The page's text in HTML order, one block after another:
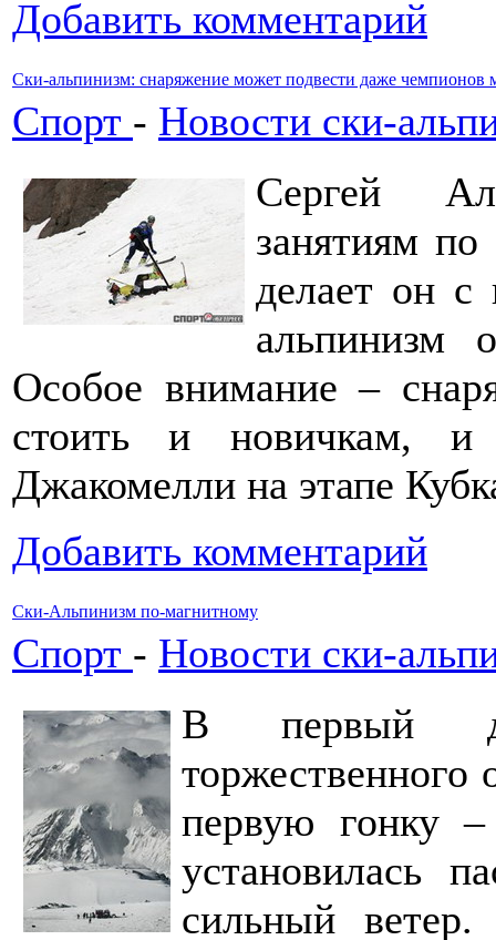
Добавить комментарий
Ски-альпинизм: снаряжение может подвести даже чемпионов
Спорт - Новости ски-
Сергей
занятиям
делает он с
альпинизм
Особое внимание –
стоить и новичкам,
Джакомелли на этапе
Добавить комментарий
Ски-Альпинизм по-магнитному
Спорт - Новости ски-
В первый
торжественного
первую гонку
установилась
сильный